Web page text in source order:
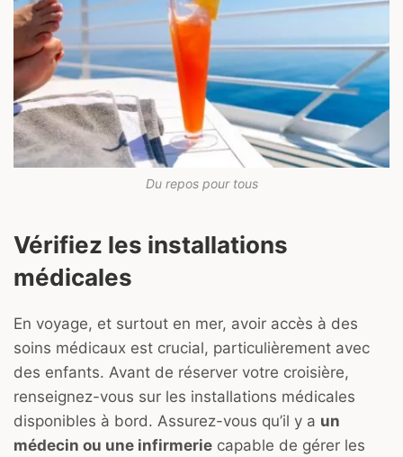
Du repos pour tous
Vérifiez les installations
médicales
En voyage, et surtout en mer, avoir accès à des
soins médicaux est crucial, particulièrement avec
des enfants. Avant de réserver votre croisière,
renseignez-vous sur les installations médicales
disponibles à bord. Assurez-vous qu’il y a un
médecin ou une infirmerie capable de gérer les